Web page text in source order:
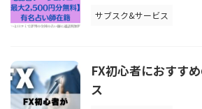
サブスク&サービス
FX初心者におすす
ス